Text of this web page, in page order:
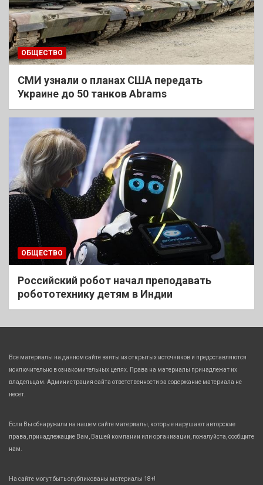
ОБЩЕСТВО
СМИ узнали о планах США передать
Украине до 50 танков Abrams
ОБЩЕСТВО
Российский робот начал преподавать
робототехнику детям в Индии
Все материалы на данном сайте взяты из открытых источников и предоставляются
исключительно в ознакомительных целях. Права на материалы принадлежат их
владельцам. Администрация сайта ответственности за содержание материала не
несет.
Если Вы обнаружили на нашем сайте материалы, которые нарушают авторские
права, принадлежащие Вам, Вашей компании или организации, пожалуйста, сообщите
нам.
На сайте могут быть опубликованы материалы 18+!